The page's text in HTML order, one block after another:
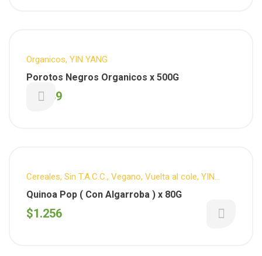
Organicos, YIN YANG
Porotos Negros Organicos x 500G
3.639
Cereales, Sin T.A.C.C. , Vegano, Vuelta al cole, YIN
YANG
Quinoa Pop ( Con Algarroba ) x 80G
$1.256